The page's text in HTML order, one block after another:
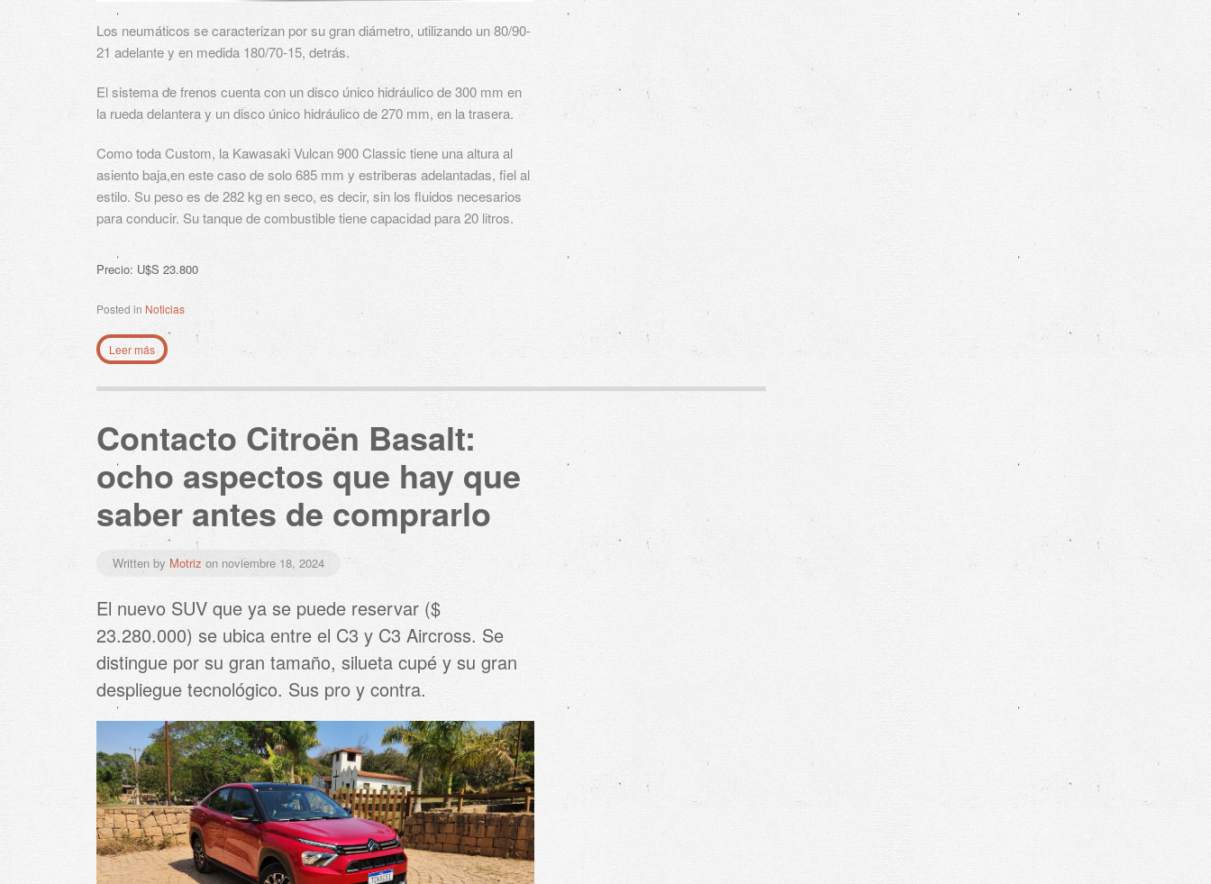
Los neumáticos se caracterizan por su gran diámetro, utilizando un 80/90-
21 adelante y en medida 180/70-15, detrás.
El sistema de frenos cuenta con un disco único hidráulico de 300 mm en
la rueda delantera y un disco único hidráulico de 270 mm, en la trasera.
Como toda Custom, la Kawasaki Vulcan 900 Classic tiene una altura al
asiento baja,en este caso de solo 685 mm y estriberas adelantadas, fiel al
estilo. Su peso es de 282 kg en seco, es decir, sin los fluidos necesarios
para conducir. Su tanque de combustible tiene capacidad para 20 litros.
Precio: U$S 23.800
Posted in Noticias
Leer más
Contacto Citroën Basalt:
ocho aspectos que hay que
saber antes de comprarlo
Written by Motriz on noviembre 18, 2024
El nuevo SUV que ya se puede reservar ($
23.280.000) se ubica entre el C3 y C3 Aircross. Se
distingue por su gran tamaño, silueta cupé y su gran
despliegue tecnológico. Sus pro y contra.